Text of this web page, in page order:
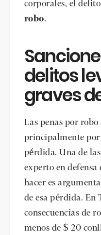
corporales, el
robo.
delitos
graves
Las penas por
principalmente por
pérdida. Una de
experto en
hacer es
de esa pérdida. En
consecuencias de
menos de $ 20